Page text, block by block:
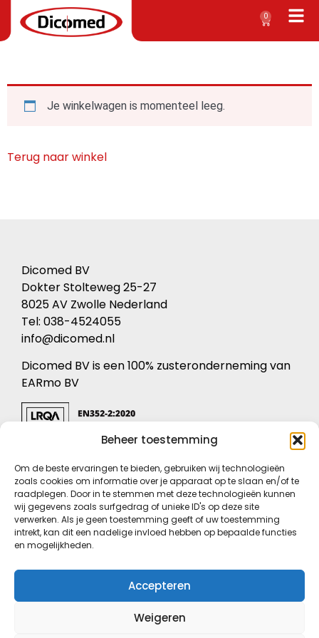
Beheer toestemming
Om de beste ervaringen te bieden, gebruiken wij technologieën
zoals cookies om informatie over je apparaat op te slaan en/of te
raadplegen. Door in te stemmen met deze technologieën kunnen
wij gegevens zoals surfgedrag of unieke ID's op deze site
verwerken. Als je geen toestemming geeft of uw toestemming
intrekt, kan dit een nadelige invloed hebben op bepaalde functies
en mogelijkheden.
Accepteren
Weigeren
0
Je winkelwagen is momenteel leeg.
Terug naar winkel
Dicomed BV
Dokter Stolteweg 25-27
8025 AV Zwolle Nederland
Tel: 038-4524055
info@dicomed.nl
Dicomed BV is een 100% zusteronderneming van
EARmo BV
KVK: 05072596
BTW nr: NL8213.59.241.B.04
Privacyverklaring
Conformiteitsverklaring
Voorwaarden
Cookieverklaring